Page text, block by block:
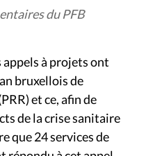
du PFB
à projets ont
bruxellois de
et ce, afin de
de la crise sanitaire
que 24 services de